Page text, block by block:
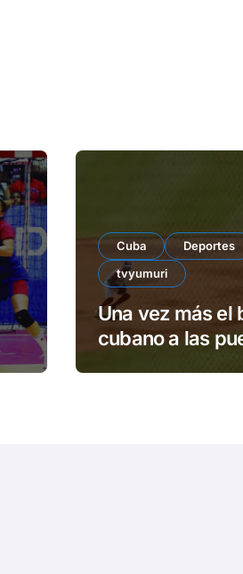
Cuba
Deportes
tvyumuri
Una vez más el
cubano a las